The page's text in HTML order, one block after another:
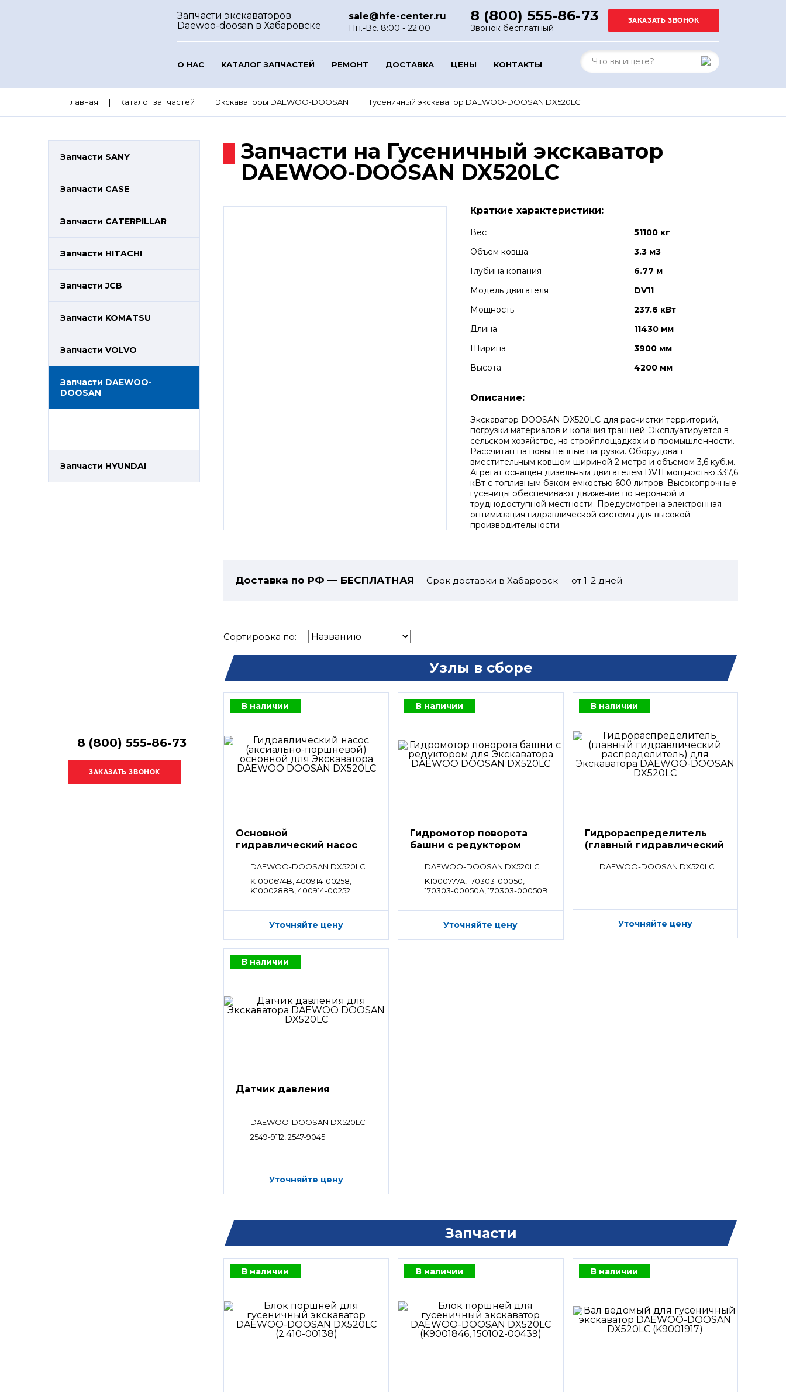
Запчасти экскаваторов
Daewoo-doosan в Хабаровске
sale@hfe-center.ru
Пн.-Вс. 8:00 - 22:00
8 (800) 555-86-73
Звонок бесплатный
О НАС КАТАЛОГ ЗАПЧАСТЕЙ РЕМОНТ ДОСТАВКА ЦЕНЫ КОНТАКТЫ
Главная Каталог запчастей Экскаваторы DAEWOO-DOOSAN Гусеничный экскаватор DAEWOO-DOOSAN DX520LC
Запчасти SANY
Запчасти CASE
Запчасти CATERPILLAR
Запчасти HITACHI
Запчасти JCB
Запчасти KOMATSU
Запчасти VOLVO
Запчасти DAEWOO-
DOOSAN
Запчасти HYUNDAI
8 (800) 555-86-73
Запчасти на Гусеничный экскаватор
DAEWOO-DOOSAN DX520LC
Краткие характеристики:
Вес
51100 кг
Объем ковша
3.3 м3
Глубина копания
6.77 м
Модель двигателя
DV11
Мощность
237.6 кВт
Длина
11430 мм
Ширина
3900 мм
Высота
4200 мм
Описание:
Экскаватор DOOSAN DX520LC для расчистки территорий,
погрузки материалов и копания траншей. Эксплуатируется в
сельском хозяйстве, на стройплощадках и в промышленности.
Рассчитан на повышенные нагрузки. Оборудован
вместительным ковшом шириной 2 метра и объемом 3,6 куб.м.
Агрегат оснащен дизельным двигателем DV11 мощностью 337,6
кВт с топливным баком емкостью 600 литров. Высокопрочные
гусеницы обеспечивают движение по неровной и
труднодоступной местности. Предусмотрена электронная
оптимизация гидравлической системы для высокой
производительности.
Доставка по РФ — БЕСПЛАТНАЯ Срок доставки в Хабаровск — от 1-2 дней
Сортировка по:
Узлы в сборе
В наличии
Основной
гидравлический насос
DAEWOO-DOOSAN DX520LC
K1000674B, 400914-00258,
K1000288B, 400914-00252
Уточняйте цену
В наличии
Гидромотор поворота
башни с редуктором
DAEWOO-DOOSAN DX520LC
K1000777A, 170303-00050,
170303-00050A, 170303-00050B
Уточняйте цену
В наличии
Гидрораспределитель
(главный гидравлический
DAEWOO-DOOSAN DX520LC
Уточняйте цену
В наличии
Датчик давления
DAEWOO-DOOSAN DX520LC
2549-9112, 2547-9045
Уточняйте цену
Запчасти
В наличии В наличии В наличии